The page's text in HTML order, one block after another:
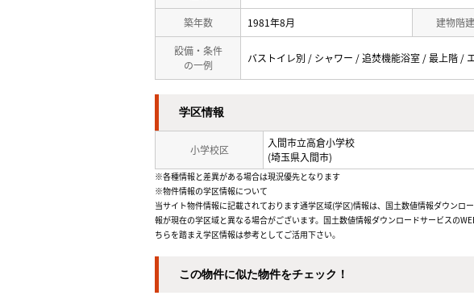
築年数 1981年8月 建物階建
設備・条件
の一例
バストイレ別 / シャワー / 追焚機能浴室 / 最上階 /
学区情報
小学校区
入間市立高倉小学校
(埼玉県入間市)
※各種情報と差異がある場合は現況優先となります
※物件情報の学区情報について
当サイト物件情報に記載されております通学区域(学区)情報は、国土数値情報ダウン
報が現在の学区域と異なる場合がございます。国土数値情報ダウンロードサービスの
ちらを踏まえ学区情報は参考としてご活用下さい。
この物件に似た物件をチェック！